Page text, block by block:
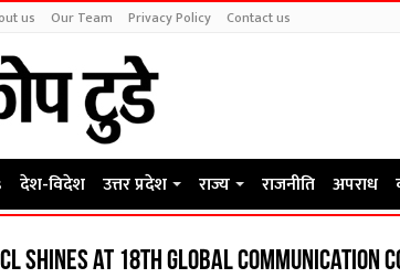
us Our Team Privacy Policy Contact us
देश-विदेश उत्तर प्रदेश राज्य राजनीति अपराध
shines at 18th Global Communication